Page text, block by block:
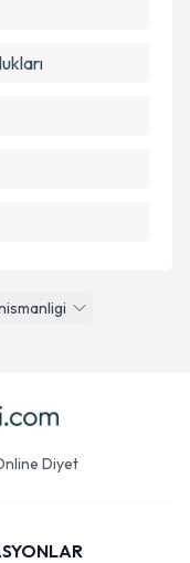
Diyet